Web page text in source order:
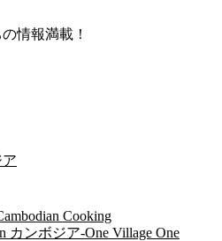
情報満載！
Cooking
カンボジア-One Village One